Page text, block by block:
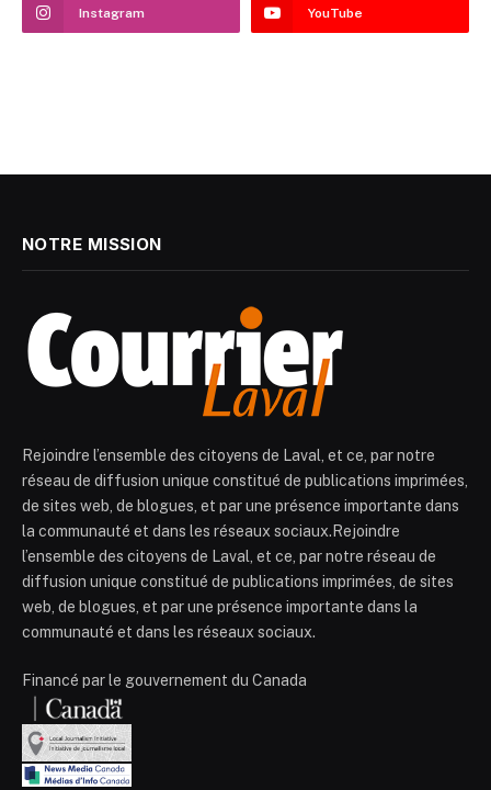
Instagram YouTube
NOTRE MISSION
Rejoindre l’ensemble des citoyens de Laval, et ce, par notre
réseau de diffusion unique constitué de publications imprimées,
de sites web, de blogues, et par une présence importante dans
la communauté et dans les réseaux sociaux.Rejoindre
l’ensemble des citoyens de Laval, et ce, par notre réseau de
diffusion unique constitué de publications imprimées, de sites
web, de blogues, et par une présence importante dans la
communauté et dans les réseaux sociaux.
Financé par le gouvernement du Canada